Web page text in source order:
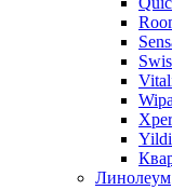
Линолеум